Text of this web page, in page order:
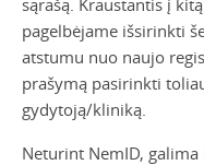
pagelbėjame išsirinkti
atstumu nuo naujo
prašymą pasirinkti
gydytoją/kliniką.
Neturint NemID,